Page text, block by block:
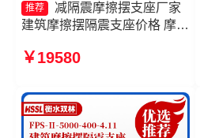
推荐
减隔震摩擦摆支座厂家
建筑摩擦摆隔震支座价格 摩擦
3.81厂家 摩擦摆支座价格
￥19580